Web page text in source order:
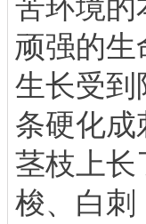
苦环境的
顽强的生
生长受到
条硬化成
茎枝上长
梭、白刺